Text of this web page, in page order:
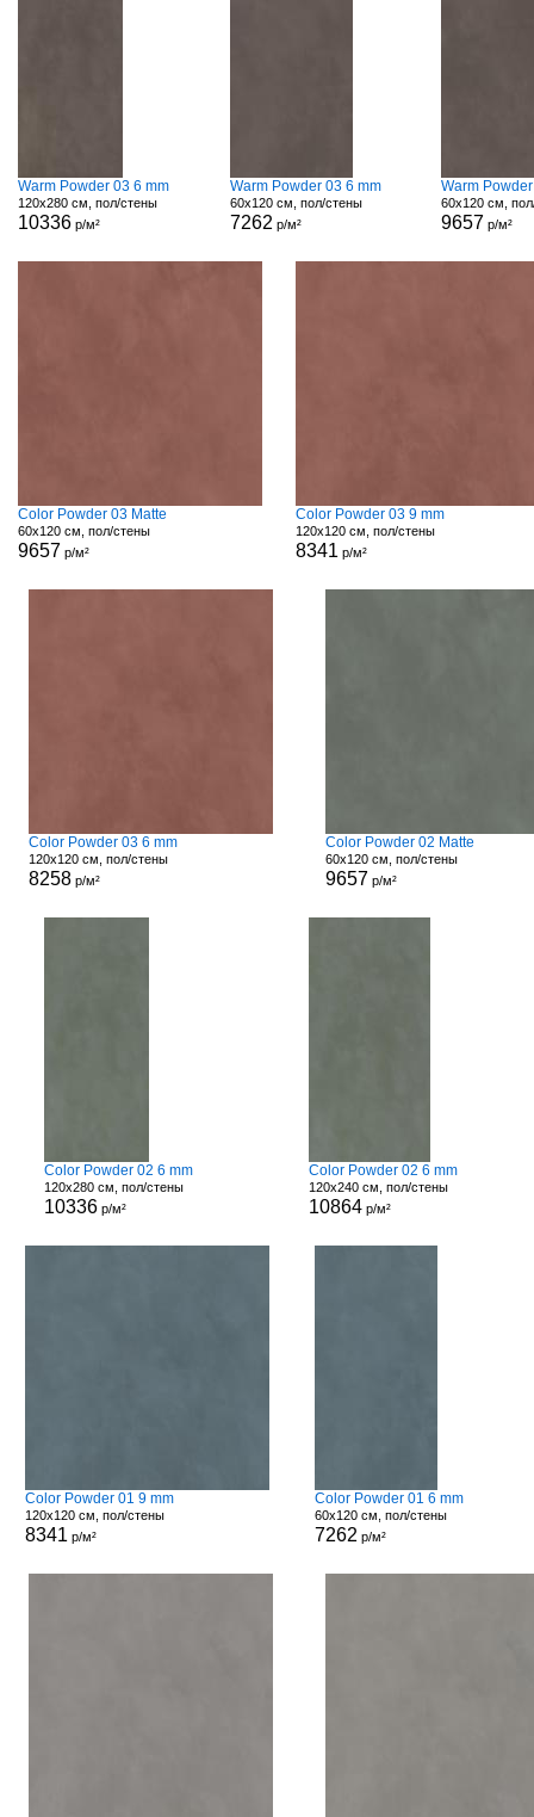
Warm Powder 03 6 mm
120x280 см, пол/стены
10336 р/м²
Warm Powder 03 6 mm
60x120 см, пол/стены
7262 р/м²
Warm
60x120 см,
9657 р/м²
Color Powder 03 Matte
60x120 см, пол/стены
9657 р/м²
Color Powder 03 9 mm
120x120 см, пол/стены
8341 р/м²
Color Powder 03 6 mm
120x120 см, пол/стены
8258р/м²
Color Powder 02 Matte
60x120 см, пол/стены
9657 р/м²
Color Powder 02 6 mm
120x280 см, пол/стены
10336 р/м²
Color Powder 02 6 mm
120x240 см, пол/стены
10864 р/м²
Color Powder 01 9 mm
120x120 см, пол/стены
8341 р/м²
Color Powder 01 6 mm
60x120 см, пол/стены
7262 р/м²